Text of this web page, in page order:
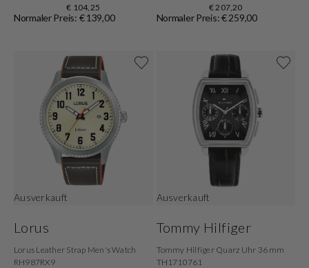
€ 104,25
Normaler Preis: € 139,00
€ 207,20
Normaler Preis: € 259,00
Ausverkauft
Lorus
Lorus Leather Strap Men's Watch
RH987RX9
Ausverkauft
Tommy Hilfiger
Tommy Hilfiger Quarz Uhr 36 mm
TH1710761